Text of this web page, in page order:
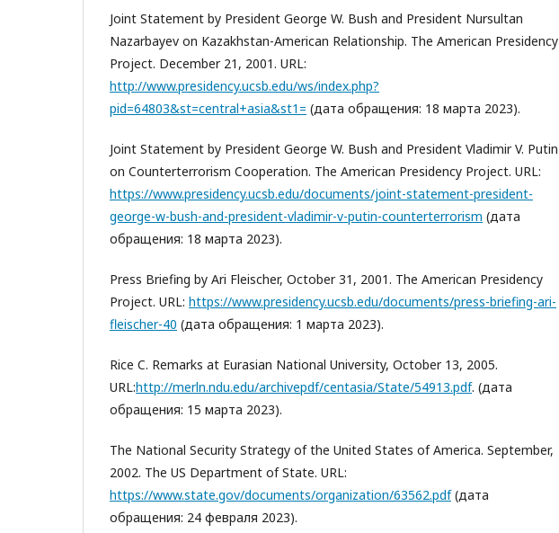
Joint Statement by President George W. Bush and President Nursultan
Nazarbayev on Kazakhstan-American Relationship. The American Presidency
Project. December 21, 2001. URL:
http://www.presidency.ucsb.edu/ws/index.php?
pid=64803&st=central+asia&st1= (дата обращения: 18 марта 2023).
Joint Statement by President George W. Bush and President Vladimir V. Putin
on Counterterrorism Cooperation. The American Presidency Project. URL:
https://www.presidency.ucsb.edu/documents/joint-statement-president-
george-w-bush-and-president-vladimir-v-putin-counterterrorism (дата
обращения: 18 марта 2023).
Press Briefing by Ari Fleischer, October 31, 2001. The American Presidency
Project. URL: https://www.presidency.ucsb.edu/documents/press-briefing-ari-
fleischer-40 (дата обращения: 1 марта 2023).
Rice C. Remarks at Eurasian National University, October 13, 2005.
URL:http://merln.ndu.edu/archivepdf/centasia/State/54913.pdf. (дата
обращения: 15 марта 2023).
The National Security Strategy of the United States of America. September,
2002. The US Department of State. URL:
https://www.state.gov/documents/organization/63562.pdf(дата
обращения: 24 февраля 2023).